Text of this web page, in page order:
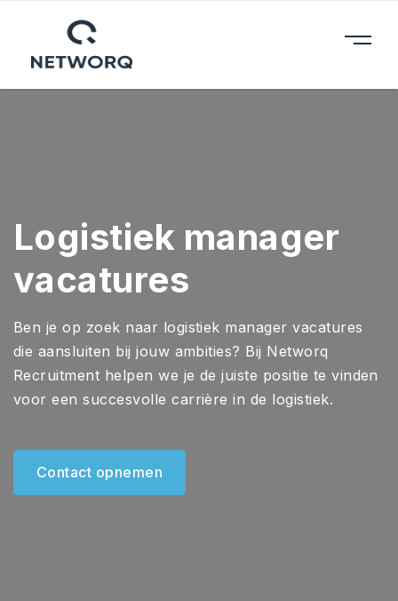
Logistiek manager
vacatures
Ben je op zoek naar logistiek manager vacatures
die aansluiten bij jouw ambities? Bij Networq
Recruitment helpen we je de juiste positie te vinden
voor een succesvolle carrière in de logistiek.
Contact opnemen